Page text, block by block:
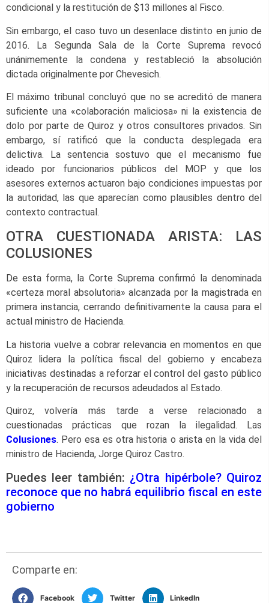
condicional y la restitución de $13 millones al Fisco.
Sin embargo, el caso tuvo un desenlace distinto en junio de
2016. La Segunda Sala de la Corte Suprema revocó
unánimemente la condena y restableció la absolución
dictada originalmente por Chevesich.
El máximo tribunal concluyó que no se acreditó de manera
suficiente una «colaboración maliciosa» ni la existencia de
dolo por parte de Quiroz y otros consultores privados. Sin
embargo, sí ratificó que la conducta desplegada era
delictiva. La sentencia sostuvo que el mecanismo fue
ideado por funcionarios públicos del MOP y que los
asesores externos actuaron bajo condiciones impuestas por
la autoridad, las que aparecían como plausibles dentro del
contexto contractual.
OTRA CUESTIONADA ARISTA: LAS
COLUSIONES
De esta forma, la Corte Suprema confirmó la denominada
«certeza moral absolutoria» alcanzada por la magistrada en
primera instancia, cerrando definitivamente la causa para el
actual ministro de Hacienda.
La historia vuelve a cobrar relevancia en momentos en que
Quiroz lidera la política fiscal del gobierno y encabeza
iniciativas destinadas a reforzar el control del gasto público
y la recuperación de recursos adeudados al Estado.
Quiroz, volvería más tarde a verse relacionado a
cuestionadas prácticas que rozan la ilegalidad. Las
Colusiones. Pero esa es otra historia o arista en la vida del
ministro de Hacienda, Jorge Quiroz Castro.
Puedes leer también: ¿Otra hipérbole? Quiroz
reconoce que no habrá equilibrio fiscal en este
gobierno
Comparte en:
Facebook Twitter LinkedIn